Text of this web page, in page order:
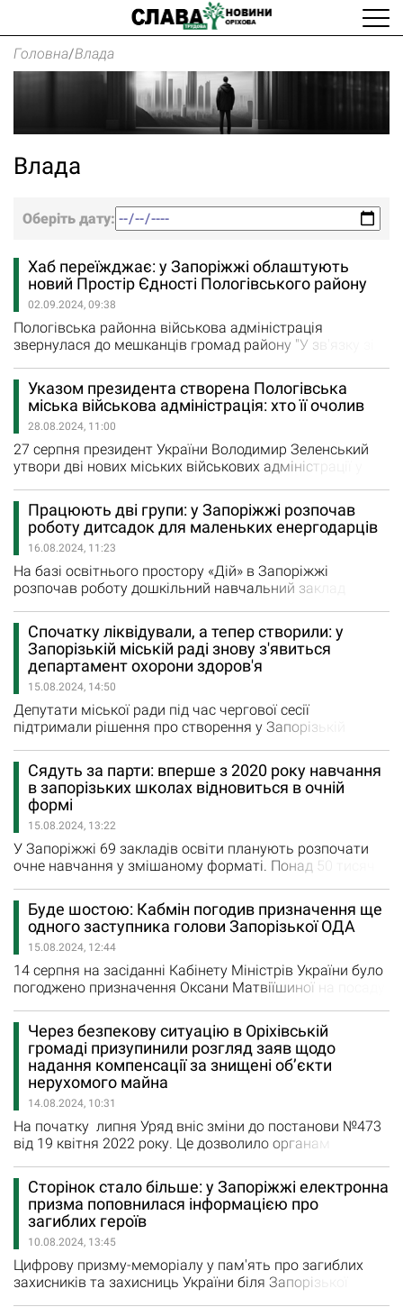
Головна/Влада
Влада
Оберіть дату:
Хаб переїжджає: у Запоріжжі облаштують
новий Простір Єдності Пологівського району
02.09.2024, 09:38
Пологівська районна військова адміністрація
звернулася до мешканців громад району "У зв'язку зі
Простору Єдності Пологівського району "Допомога
поруч" повідомляємо, що з 2 вересня 2024 року за
адресою: м. Запоріжжя, вул. В'ячеслава Зайцева (ПК
"Орбіта"), 9 прийом громадян фахівцями Простору…
Указом президента створена Пологівська
міська військова адміністрація: хто її очолив
28.08.2024, 11:00
27 серпня президент України Володимир Зеленський
утвори дві нових міських військових адміністрації у
Пологівську міську військову адміністрацію очолив
Юрій Коноваленко. Також була створена Василівська
міська військова адміністрація. Її начальником
призначили Сергія Калімана. Зазначимо, що і Юрій
Коноваленко,…
Працюють дві групи: у Запоріжжі розпочав
роботу дитсадок для маленьких енергодарців
16.08.2024, 11:23
На базі освітнього простору «Дій» в Запоріжжі
розпочав роботу дошкільний навчальний заклад
Приємну новину повідомив Енергодарський міський
голова Дмитро Орлов. "Наразі в садочку працюють дві
групи: для малечі віком від 3 до 6 років та з 1,5 до 3
рочків. В садочку створено безпечний простір для…
Спочатку ліквідували, а тепер створили: у
Запорізькій міській раді знову з'явиться
департамент охорони здоров'я
15.08.2024, 14:50
Депутати міської ради під час чергової сесії
підтримали рішення про створення у Запорізькій
політики і з питань охорони здоров'я та медичного
забезпечення Як зазначається на офіційному сайті
міської ради, департамент з питань ветеранської
політики консолідуватиме зусилля виконавчих органів
ради щодо діалогу, який…
Сядуть за парти: вперше з 2020 року навчання
в запорізьких школах відновиться в очній
формі
15.08.2024, 13:22
У Запоріжжі 69 закладів освіти планують розпочати
очне навчання у змішаному форматі. Понад 50 тисяч
Ремонти в укриттях та їх облаштування фінансуються
як обласною, так і міською владою. Про це на сесії
міської ради повідомив голова Запорізької ОДА Іван
Федоров, який розповів про результати співпраці в
освітній галузі…
Буде шостою: Кабмін погодив призначення ще
одного заступника голови Запорізької ОДА
15.08.2024, 12:44
14 серпня на засіданні Кабінету Міністрів України було
погоджено призначення Оксани Матвіїшиної на посаду
адміністрації. Про це повідомив представник Кабміну у
Верховній Раді Тарас Мельничук у своєму ТГ-каналі.
Оксана Євгеніївна стане шостим заступником Івана
Федорова. На даний момент інформації про неї у
розділі…
Через безпекову ситуацію в Оріхівській
громаді призупинили розгляд заяв щодо
надання компенсації за знищені об’єкти
нерухомого майна
14.08.2024, 10:31
На початку липня Уряд вніс зміни до постанови №473
від 19 квітня 2022 року. Це дозволило органам
адміністраціям обстеження зруйнованого житла і на
території активних бойових дій. Відповідно, громадяни
мали б змогу отримати компенсації за програмою
єВідновлення. Як повідомляли раніше, рішення про
роботу комісії…
Сторінок стало більше: у Запоріжжі електронна
призма поповнилася інформацією про
загиблих героїв
10.08.2024, 13:45
Цифрову призму-меморіалу у пам'ять про загиблих
захисників та захисниць України біля Запорізької